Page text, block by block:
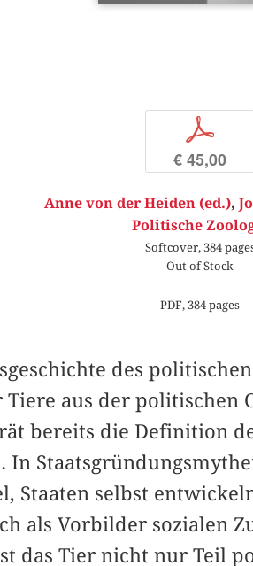
p
€ 45,00
Anne von der Heiden (ed.),
Politische
Softcover, 384
Out of Stock
PDF, 384 pages
des
Tiere aus der
bereits die Definition
In
Staaten selbst
als Vorbilder sozialen
das Tier nicht nur Teil